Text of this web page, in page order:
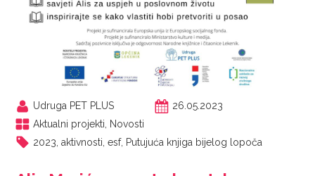
Udruga PET PLUS
26.05.2023
Aktualni projekti
Novosti
2023 ,aktivnosti ,esf, Putujuća knjiga bijelog lopoča